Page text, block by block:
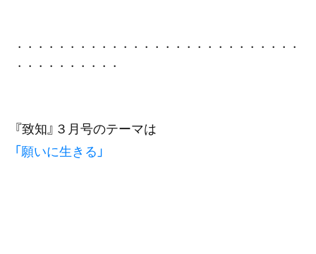
・・・・・・・・・・・・・・・・・・・・・・・・・・・
・・・・・・・・・・
『致知』３月号のテーマは
「願いに生きる」